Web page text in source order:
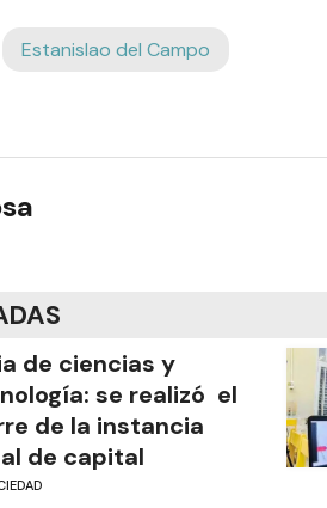
Estanislao del Campo
de ciencias y
se realizó el
de la instancia
de capital